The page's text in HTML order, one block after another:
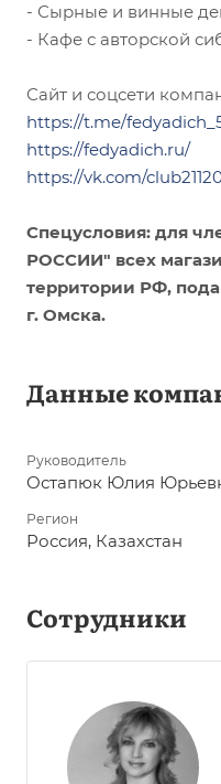
- Сырные и винные
- Кафе с авторской
Сайт и соцсети
https://t.me/
https://fedyadich.ru/
https://vk.com/
Спецусловия: для
РОССИИ" всех
территории РФ,
г. Омска.
Данные
Руководитель
Остапюк Юлия
Регион
Россия, Казахстан
Сотрудники